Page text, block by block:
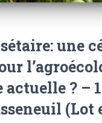
une
actuelle ? –
(Lot